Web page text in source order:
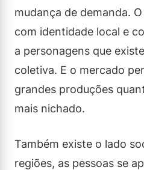
mudança de demanda.
com identidade local e
a personagens que
coletiva. E o mercado
grandes produções
mais nichado.
Também existe o lado
regiões, as pessoas se